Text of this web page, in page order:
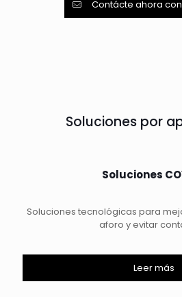
Contácte ahora
Soluciones por
Soluciones
Soluciones tecnológicas para
aforo y evitar
Leer más